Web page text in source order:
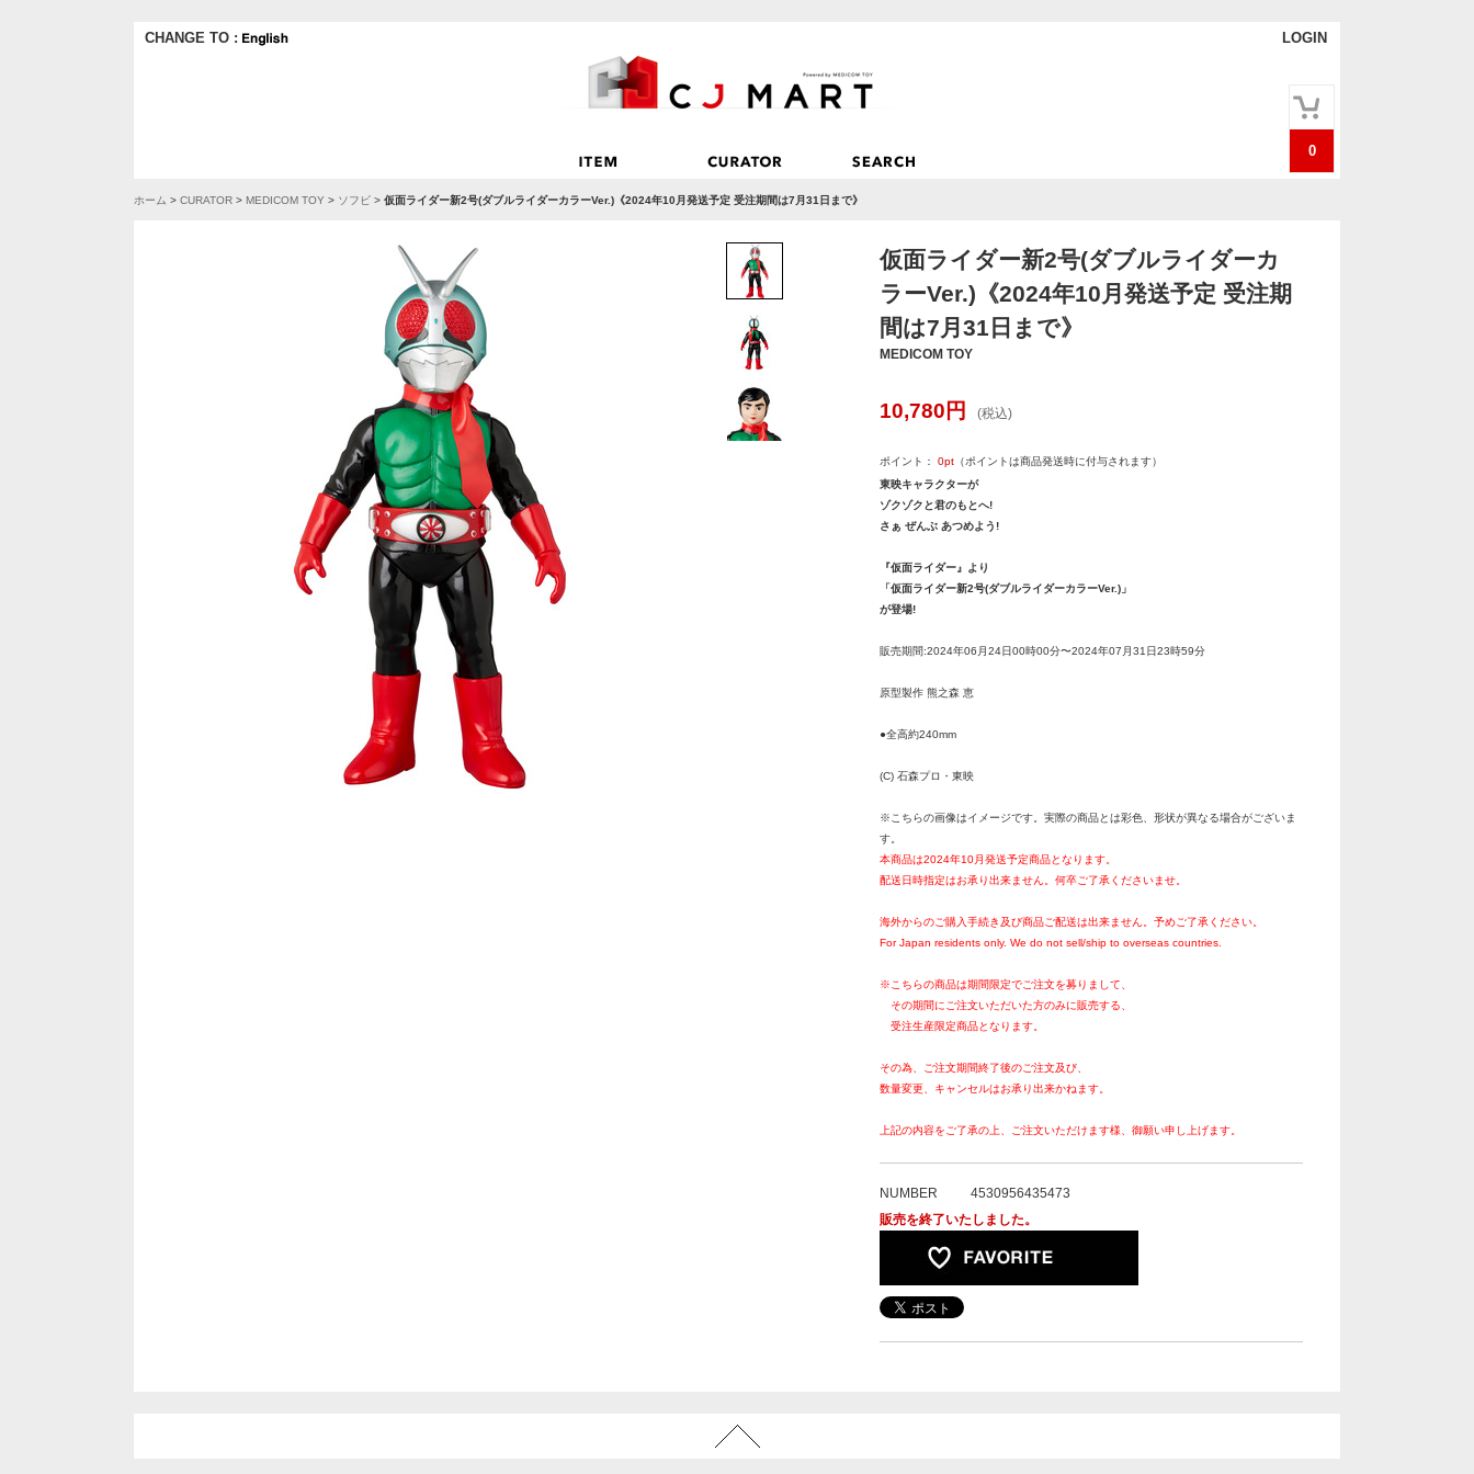
CHANGE TO : LOGIN
0
ホーム > CURATOR > MEDICOM TOY > ソフビ > 仮面ライダー新2号(ダブルライダーカラーVer.)《2024年10月発送予定 受注期間は7月31日まで》
仮面ライダー新2号(ダブルライダーカ
ラーVer.)《2024年10月発送予定 受注期
間は7月31日まで》
MEDICOM TOY
10,780 円 (税込)
ポイント： 0pt （ポイントは商品発送時に付与されます）
東映キャラクターが
ゾクゾクと君のもとへ!
さぁ ぜんぶ あつめよう!
『仮面ライダー』より
「仮面ライダー新2号(ダブルライダーカラーVer.)」
が登場!
販売期間:2024年06月24日00時00分〜2024年07月31日23時59分
原型製作 熊之森 恵
●全高約240mm
(C) 石森プロ・東映
※こちらの画像はイメージです。実際の商品とは彩色、形状が異なる場合がございま
す。
本商品は2024年10月発送予定商品となります。
配送日時指定はお承り出来ません。何卒ご了承くださいませ。
海外からのご購入手続き及び商品ご配送は出来ません。予めご了承ください。
For Japan residents only. We do not sell/ship to overseas countries.
※こちらの商品は期間限定でご注文を募りまして、
その期間にご注文いただいた方のみに販売する、
受注生産限定商品となります。
その為、ご注文期間終了後のご注文及び、
数量変更、キャンセルはお承り出来かねます。
上記の内容をご了承の上、ご注文いただけます様、御願い申し上げます。
NUMBER
4530956435473
販売を終了いたしました。